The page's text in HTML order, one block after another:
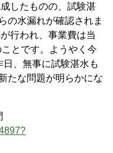
したものの、試験湛
の水漏れが確認されま
行われ、事業費は当
とです。ようやく今
、無事に試験湛水も
たな問題が明らかにな